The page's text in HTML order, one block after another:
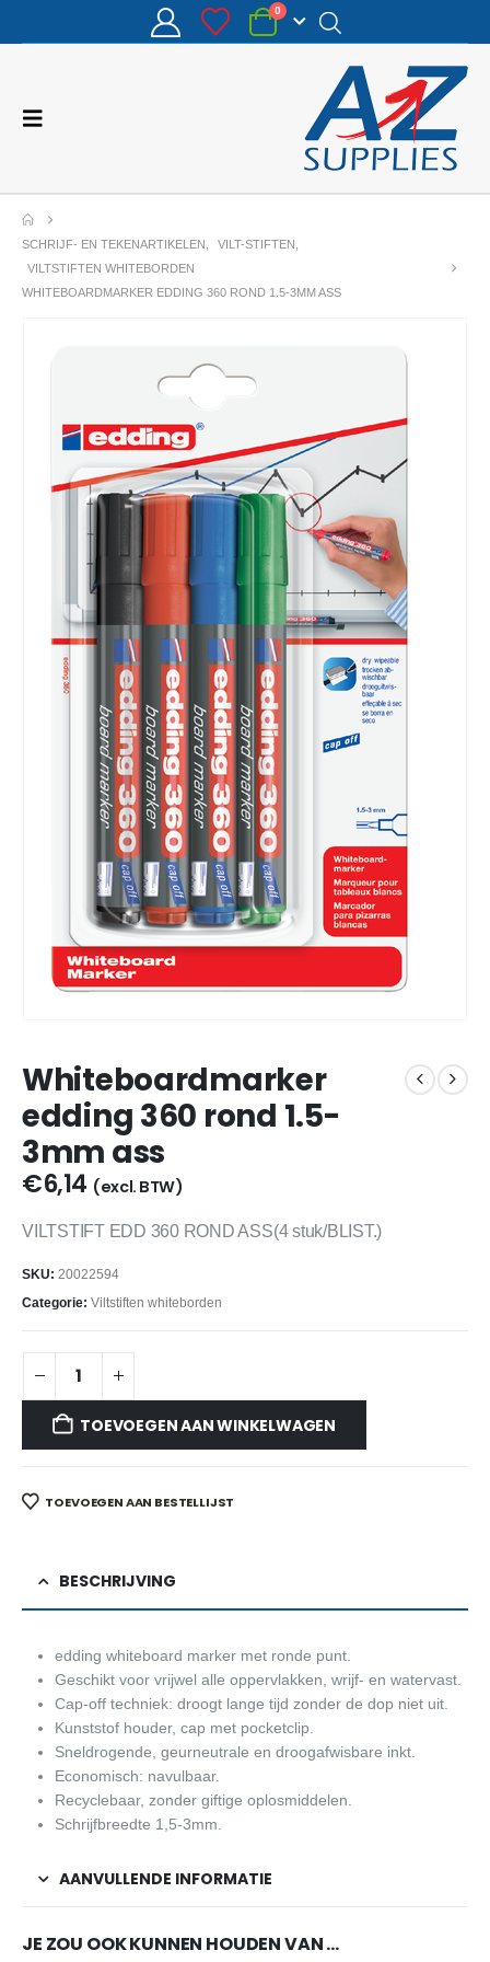
0
SCHRIJF- EN TEKENARTIKELEN VILT-STIFTEN
VILTSTIFTEN WHITEBORDEN
WHITEBOARDMARKER EDDING 360 ROND 1.5-3MM ASS
Whiteboardmarker
edding 360 rond 1.5-
3mm ass
€6,14 (excl. BTW)
VILTSTIFT EDD 360 ROND ASS(4 stuk/BLIST.)
SKU: 20022594
Categorie: Viltstiften whiteborden
TOEVOEGEN AAN WINKELWAGEN
TOEVOEGEN AAN BESTELLIJST
BESCHRIJVING
edding whiteboard marker met ronde punt.
Geschikt voor vrijwel alle oppervlakken, wrijf- en watervast.
Cap-off techniek: droogt lange tijd zonder de dop niet uit.
Kunststof houder, cap met pocketclip.
Sneldrogende, geurneutrale en droogafwisbare inkt.
Economisch: navulbaar.
Recyclebaar, zonder giftige oplosmiddelen.
Schrijfbreedte 1,5-3mm.
AANVULLENDE INFORMATIE
JE ZOU OOK KUNNEN HOUDEN VAN …